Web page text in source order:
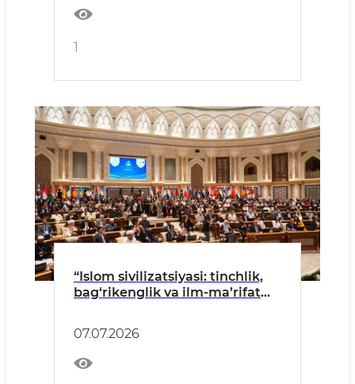
1
“Islom sivilizatsiyasi: tinchlik,
bag‘rikenglik va ilm-ma’rifat
boshlandi
07.07.2026